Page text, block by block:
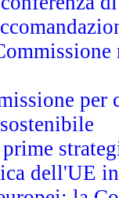
dell'UE